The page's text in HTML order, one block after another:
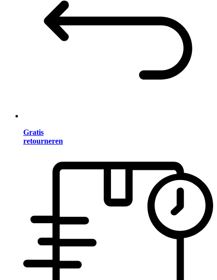
Gratis
retourneren